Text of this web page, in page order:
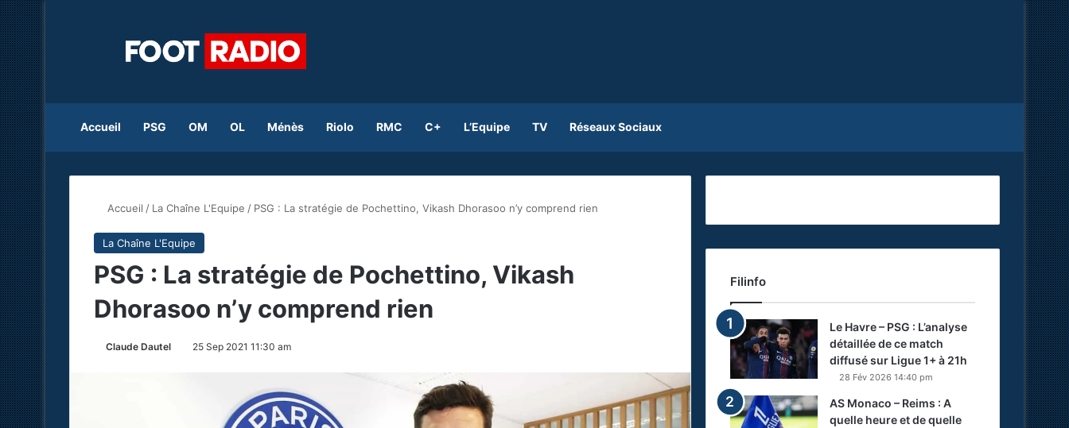
Accueil PSG OM OL Ménès Riolo RMC C+ L’Equipe TV Réseaux Sociaux
Accueil / La Chaîne L'Equipe / PSG : La stratégie de Pochettino, Vikash Dhorasoo n’y comprend rien
La Chaîne L'Equipe
PSG : La stratégie de Pochettino, Vikash
Dhorasoo n’y comprend rien
Claude Dautel 25 Sep 2021 11:30 am
Filinfo
Le Havre – PSG : L’analyse
détaillée de ce match
diffusé sur Ligue 1+ à 21h
28 Fév 2026 14:40 pm
AS Monaco – Reims : A
quelle heure et de quelle